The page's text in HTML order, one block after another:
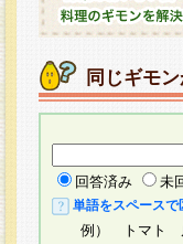
同じギモ
回答済み 未
単語をスペースで
例） トマト